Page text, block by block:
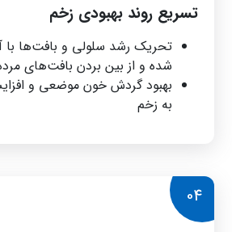
تسریع روند بهبودی زخم
تحریک رشد سلولی و بافت‌ها با
شده و از بین بردن بافت‌های
بهبود گردش خون موضعی و
به زخم
04